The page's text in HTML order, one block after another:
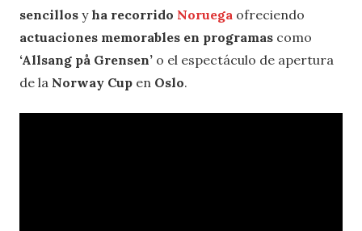
sencillos yha recorrido Noruega ofreciendo
actuaciones memorables en programas como
‘Allsang på Grensen’ o el espectáculo de apertura
de la Norway Cup en Oslo.